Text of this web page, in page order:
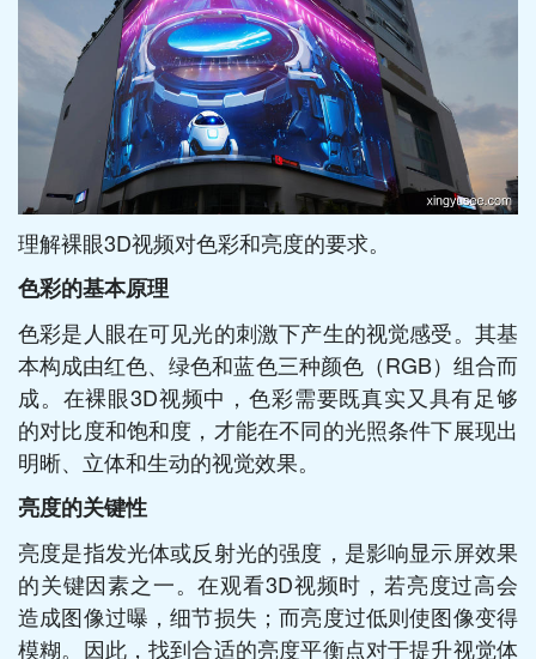
理解裸眼3D视频对色彩和亮度的要求。
色彩的基本原理
色彩是人眼在可见光的刺激下产生的视觉感受。其基
本构成由红色、绿色和蓝色三种颜色（RGB）组合而
成。在裸眼3D视频中，色彩需要既真实又具有足够
的对比度和饱和度，才能在不同的光照条件下展现出
明晰、立体和生动的视觉效果。
亮度的关键性
亮度是指发光体或反射光的强度，是影响显示屏效果
的关键因素之一。在观看3D视频时，若亮度过高会
造成图像过曝，细节损失；而亮度过低则使图像变得
模糊。因此，找到合适的亮度平衡点对于提升视觉体